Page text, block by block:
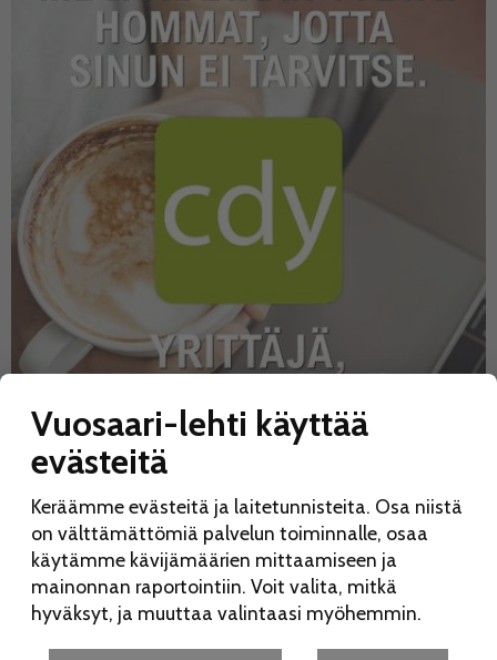
Vuosaari-lehti käyttää
evästeitä
Keräämme evästeitä ja laitetunnisteita. Osa niistä
on välttämättömiä palvelun toiminnalle, osaa
käytämme kävijämäärien mittaamiseen ja
mainonnan raportointiin. Voit valita, mitkä
hyväksyt, ja muuttaa valintaasi myöhemmin.